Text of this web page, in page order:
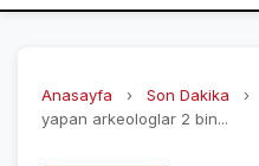
SPOR HABERLERİ
FENERBAHÇE
Anasayfa › Son Dakika ›
yapan arkeologlar 2 bin...